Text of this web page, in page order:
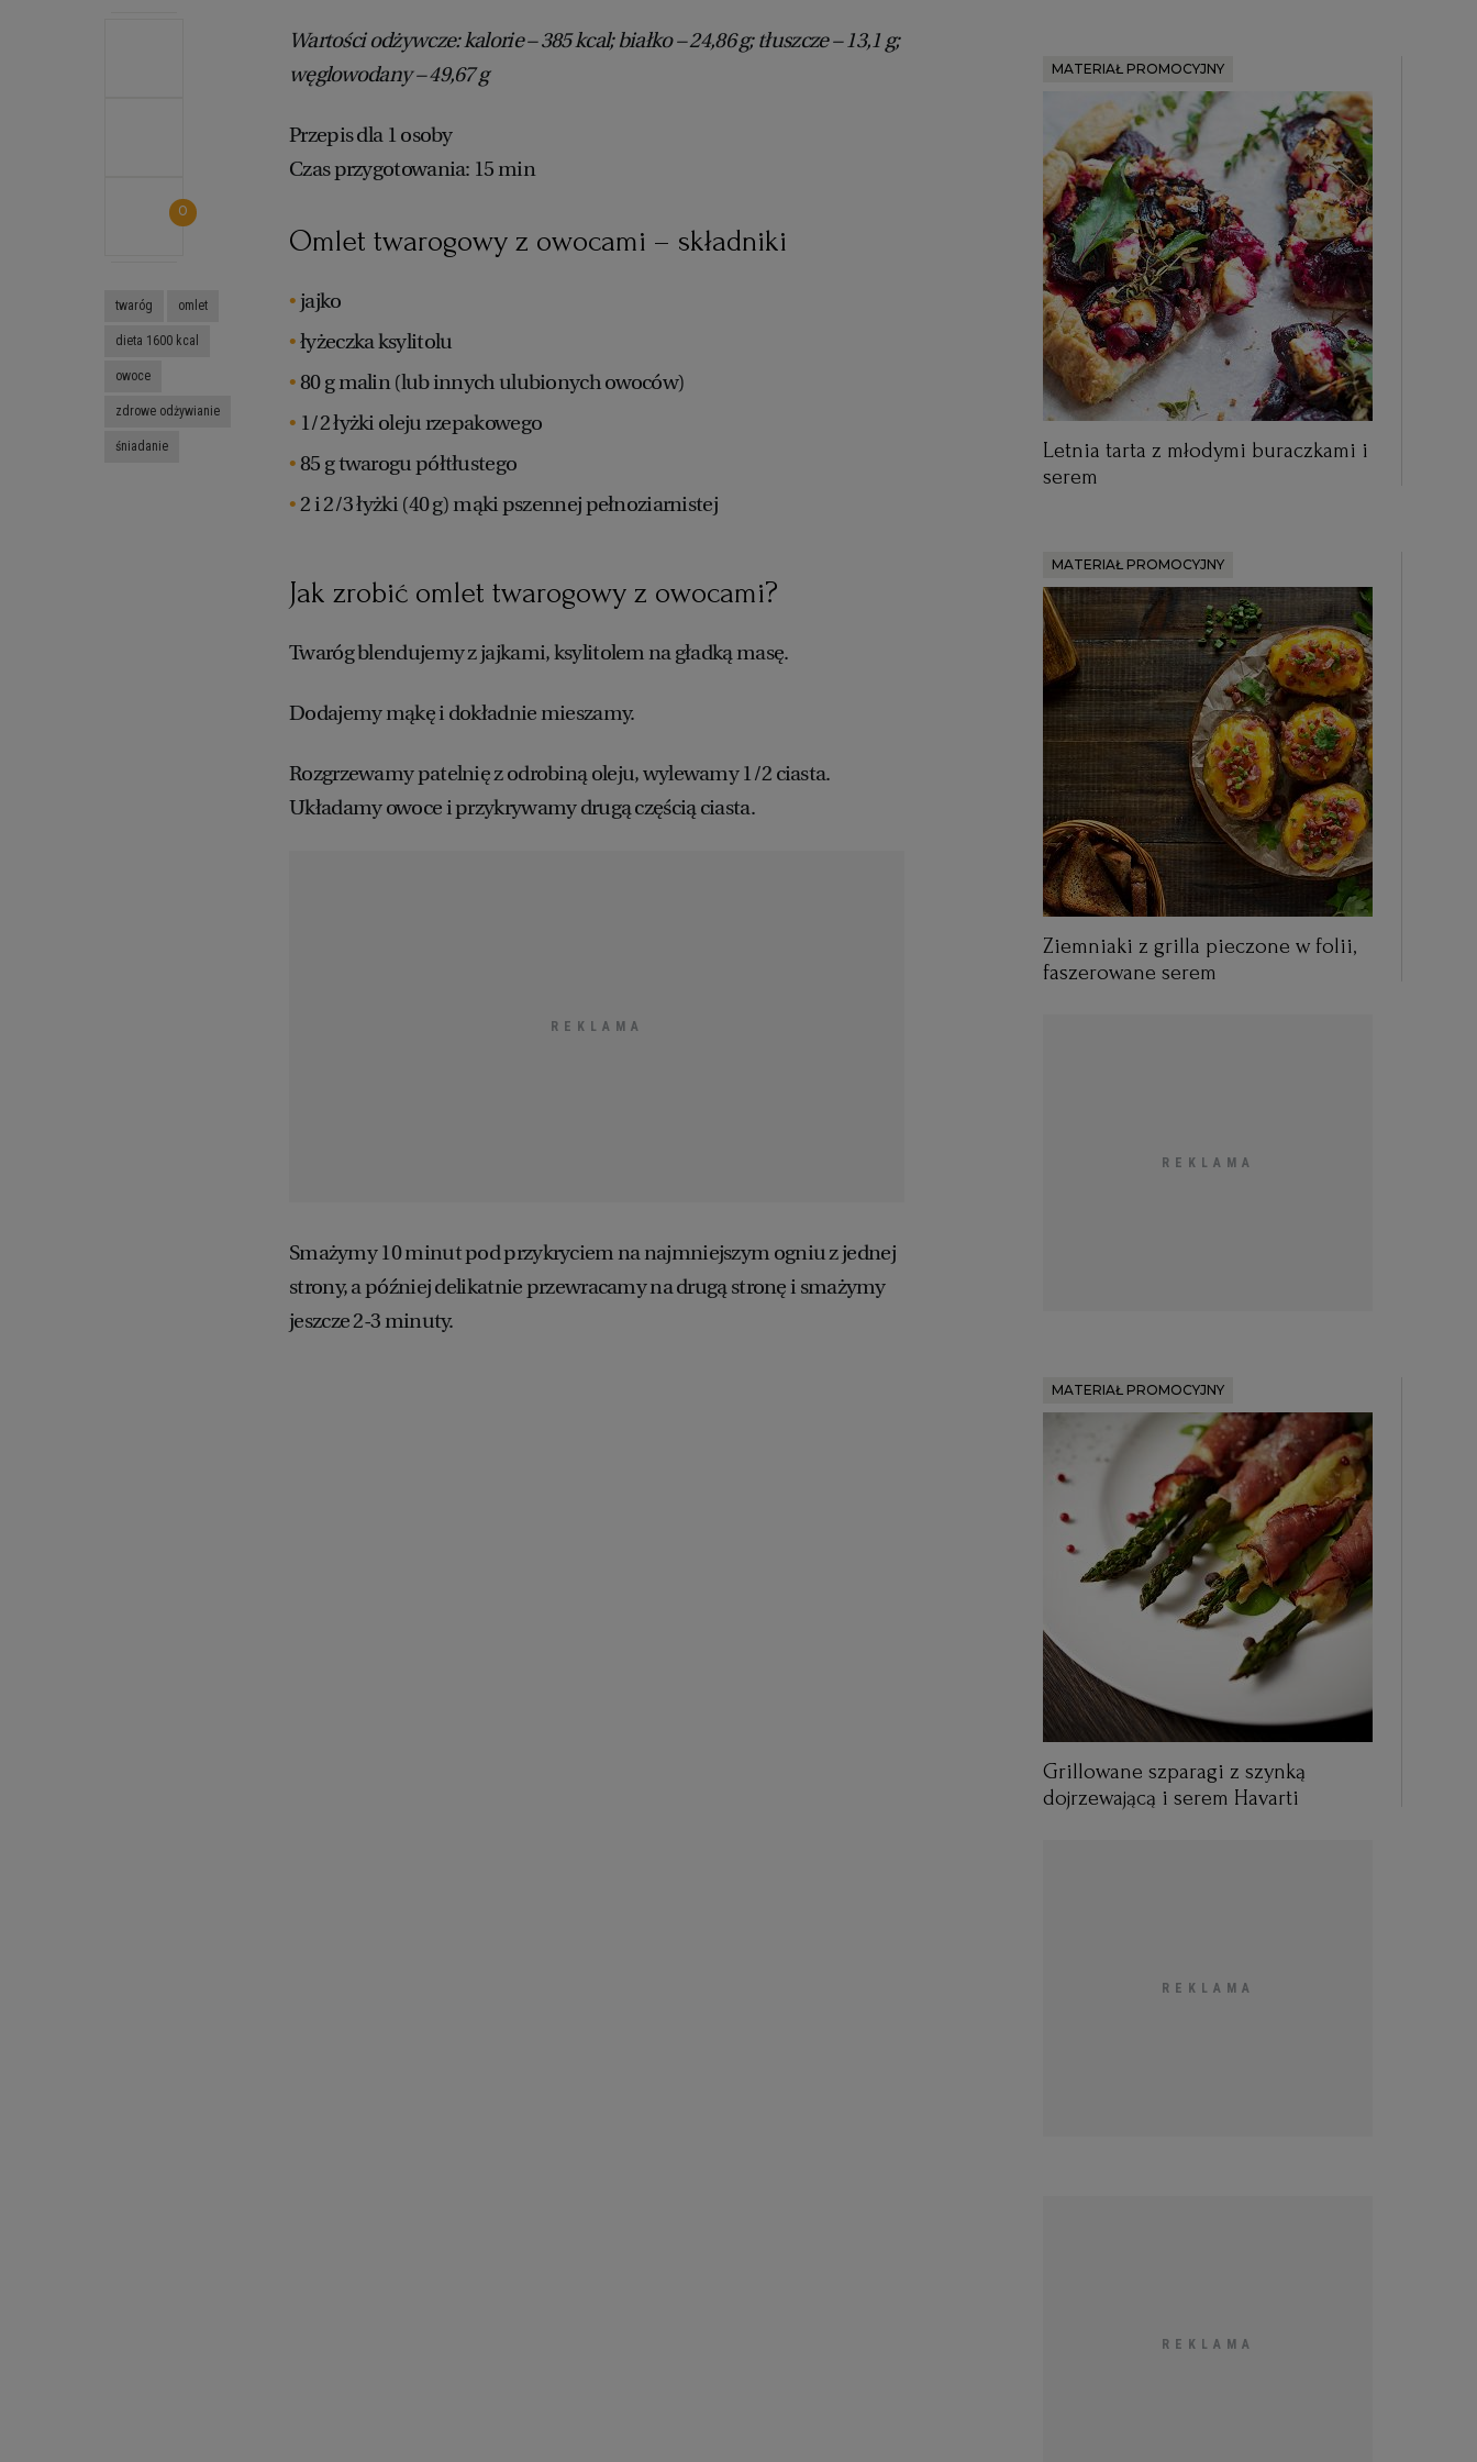
Wartości odżywcze: kalorie – 385 kcal; białko – 24,86 g; tłuszcze – 13,1 g;
węglowodany – 49,67 g
Przepis dla 1 osoby
Czas przygotowania: 15 min
Omlet twarogowy z owocami – składniki
jajko
łyżeczka ksylitolu
80 g malin (lub innych ulubionych owoców)
1/2 łyżki oleju rzepakowego
85 g twarogu półtłustego
2 i 2/3 łyżki (40 g) mąki pszennej pełnoziarnistej
Jak zrobić omlet twarogowy z owocami?
Twaróg blendujemy z jajkami, ksylitolem na gładką masę.
Dodajemy mąkę i dokładnie mieszamy.
Rozgrzewamy patelnię z odrobiną oleju, wylewamy 1/2 ciasta.
Układamy owoce i przykrywamy drugą częścią ciasta.
Smażymy 10 minut pod przykryciem na najmniejszym ogniu z jednej
strony, a później delikatnie przewracamy na drugą stronę i smażymy
jeszcze 2-3 minuty.
0
twaróg omlet
dieta 1600 kcal
owoce
zdrowe odżywianie
śniadanie
MATERIAŁ PROMOCYJNY
Letnia tarta z młodymi buraczkami i
serem
MATERIAŁ PROMOCYJNY
Ziemniaki z grilla pieczone w folii,
faszerowane serem
MATERIAŁ PROMOCYJNY
Grillowane szparagi z szynką
dojrzewającą i serem Havarti